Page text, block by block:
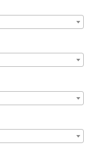
to
our
main
instead.